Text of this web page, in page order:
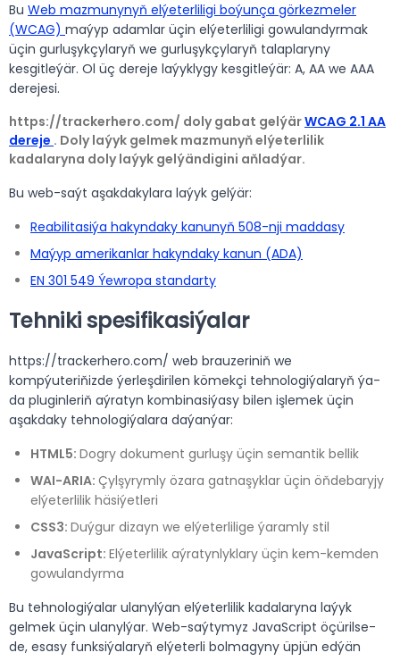
Bu Web mazmunynyň elýeterliligi boýunça görkezmeler
(WCAG) maýyp adamlar üçin elýeterliligi gowulandyrmak
üçin gurluşykçylaryň we gurluşykçylaryň talaplaryny
kesgitleýär. Ol üç dereje laýyklygy kesgitleýär: A, AA we AAA
derejesi.
https://trackerhero.com/ doly gabat gelýärWCAG 2.1 AA
dereje . Doly laýyk gelmek mazmunyň elýeterlilik
kadalaryna doly laýyk gelýändigini aňladýar.
Bu web-saýt aşakdakylara laýyk gelýär:
Reabilitasiýa hakyndaky kanunyň 508-nji maddasy
Maýyp amerikanlar hakyndaky kanun (ADA)
EN 301 549 Ýewropa standarty
Tehniki spesifikasiýalar
https://trackerhero.com/ web brauzeriniň we
kompýuteriňizde ýerleşdirilen kömekçi tehnologiýalaryň ýa-
da pluginleriň aýratyn kombinasiýasy bilen işlemek üçin
aşakdaky tehnologiýalara daýanýar:
HTML5: Dogry dokument gurluşy üçin semantik bellik
WAI-ARIA: Çylşyrymly özara gatnaşyklar üçin öňdebaryjy
elýeterlilik häsiýetleri
CSS3: Duýgur dizayn we elýeterlilige ýaramly stil
JavaScript: Elýeterlilik aýratynlyklary üçin kem-kemden
gowulandyrma
Bu tehnologiýalar ulanylýan elýeterlilik kadalaryna laýyk
gelmek üçin ulanylýar. Web-saýtymyz JavaScript öçürilse-
de, esasy funksiýalaryň elýeterli bolmagyny üpjün edýän